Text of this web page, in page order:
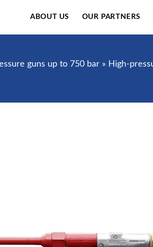
ABOUT US OUR PARTNERS
guns up to 750 bar » High-